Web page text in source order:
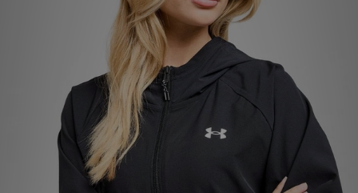
VER MARCAS
LOCALIZADOR DE LOJAS